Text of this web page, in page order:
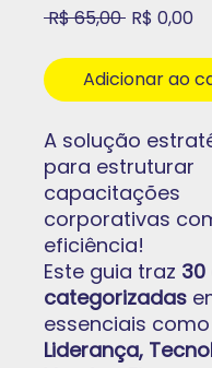
R$ 65,00 Preço
R$ 0,00
Adicionar ao
A solução
para estruturar
capacitações
corporativas
eficiência!
Este guia traz
categorizadas
essenciais como
Liderança,